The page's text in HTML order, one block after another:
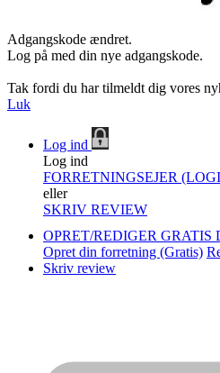
Adgangskode ændret.
Log på med din nye adgangskode.
Tak fordi du har tilmeldt dig vores
Luk
Log ind
Log ind
FORRETNINGSEJER
eller
SKRIV REVIEW
OPRET/REDIGER GRATIS
Opret din forretning (Gratis)
Skriv review